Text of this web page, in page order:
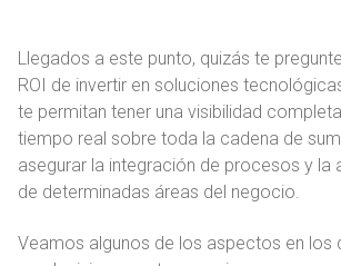
Llegados a este punto, quizás te
ROI de invertir en soluciones
te permitan tener una visibilidad
tiempo real sobre toda la cadena de
asegurar la integración de procesos y la
de determinadas áreas del negocio.
Veamos algunos de los aspectos en los